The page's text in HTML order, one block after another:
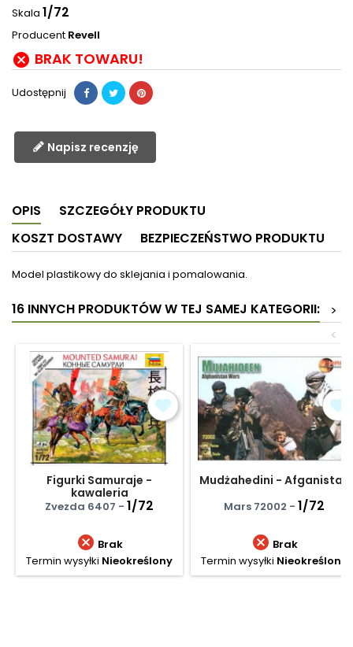
Skala 1/72
Producent Revell
 BRAK TOWARU!
Udostępnij
Napisz recenzję
OPIS
SZCZEGÓŁY PRODUKTU
KOSZT DOSTAWY
BEZPIECZEŃSTWO PRODUKTU
Model plastikowy do sklejania i pomalowania.
16 INNYCH PRODUKTÓW W TEJ SAMEJ KATEGORII:
>
<
Figurki Samuraje -
kawaleria
Zvezda 6407 - 1/72
 Brak
Termin wysyłki Nieokreślony
Mudżahedini - Afganistan
Mars 72002 - 1/72
 Brak
Termin wysyłki Nieokreślony